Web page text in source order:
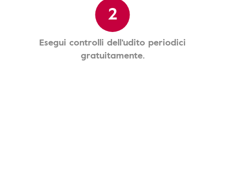
2
Esegui controlli dell'udito periodici
gratuitamente.